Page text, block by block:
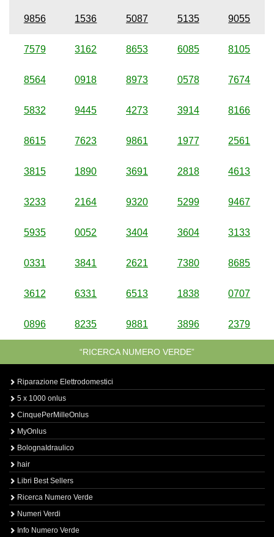
9856 1536 5087 5135 9055
7579 3162 8653 6085 8105
8564 0918 8973 0578 7674
5832 9445 4273 3914 8166
8615 7623 9861 1977 2561
3815 1890 3691 2818 4613
3233 2164 9320 5299 9467
5935 0052 3404 3604 3133
0331 3841 2621 7380 8685
3612 6331 6513 1838 0707
0896 8235 9881 3896 2379
“RICERCA NUMERO VERDE”
Riparazione Elettrodomestici
5 x 1000 onlus
CinquePerMilleOnlus
MyOnlus
BolognaIdraulico
hair
Libri Best Sellers
Ricerca Numero Verde
Numeri Verdi
Info Numero Verde